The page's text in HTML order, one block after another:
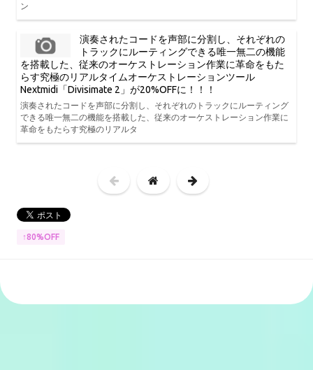
ン
演奏されたコードを声部に分割し、それぞれの
トラックにルーティングできる唯一無二の機能
を搭載した、従来のオーケストレーション作業に革命をもた
らす究極のリアルタイムオーケストレーションツール
Nextmidi「Divisimate 2」が20%OFFに！！！
演奏されたコードを声部に分割し、それぞれのトラックにルーティング
できる唯一無二の機能を搭載した、従来のオーケストレーション作業に
革命をもたらす究極のリアルタ
↑80%OFF